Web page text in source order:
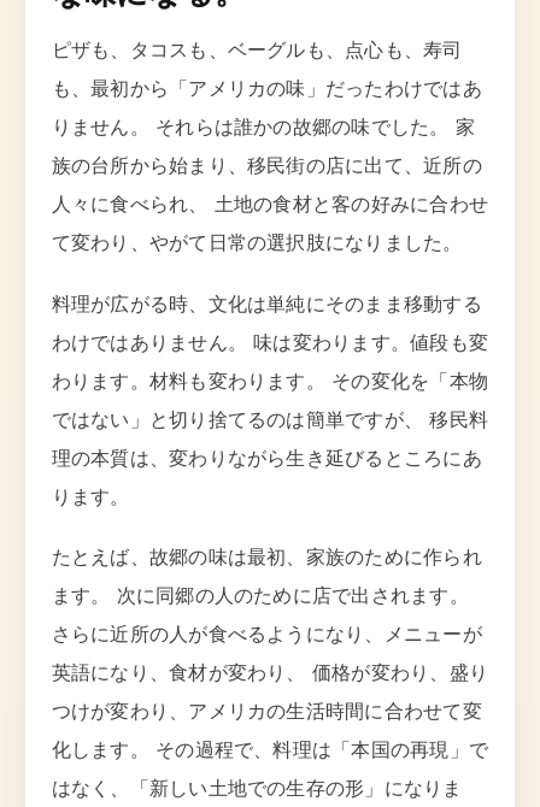
ピザも、タコスも、ベーグルも、点心も、寿司
も、最初から「アメリカの味」だったわけではあ
りません。 それらは誰かの故郷の味でした。 家
族の台所から始まり、移民街の店に出て、近所の
人々に食べられ、 土地の食材と客の好みに合わせ
て変わり、やがて日常の選択肢になりました。
料理が広がる時、文化は単純にそのまま移動する
わけではありません。 味は変わります。値段も変
わります。材料も変わります。 その変化を「本物
ではない」と切り捨てるのは簡単ですが、 移民料
理の本質は、変わりながら生き延びるところにあ
ります。
たとえば、故郷の味は最初、家族のために作られ
ます。 次に同郷の人のために店で出されます。
さらに近所の人が食べるようになり、メニューが
英語になり、食材が変わり、 価格が変わり、盛り
つけが変わり、アメリカの生活時間に合わせて変
化します。 その過程で、料理は「本国の再現」で
はなく、「新しい土地での生存の形」になりま